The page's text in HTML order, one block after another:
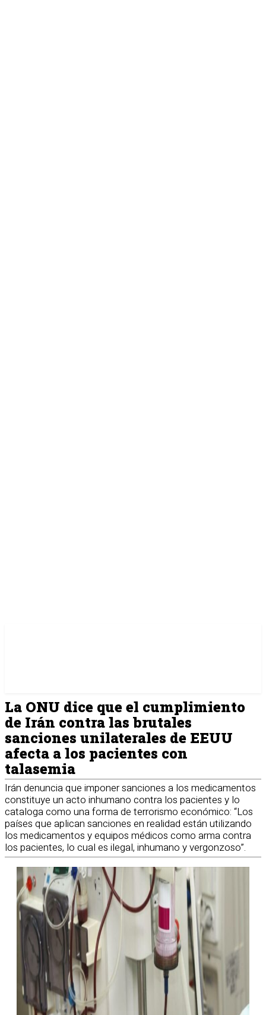
La ONU dice que el cumplimiento
de Irán contra las brutales
sanciones unilaterales de EEUU
afecta a los pacientes con
talasemia
Irán denuncia que imponer sanciones a los medicamentos
constituye un acto inhumano contra los pacientes y lo
cataloga como una forma de terrorismo económico: “Los
países que aplican sanciones en realidad están utilizando
los medicamentos y equipos médicos como arma contra
los pacientes, lo cual es ilegal, inhumano y vergonzoso”.